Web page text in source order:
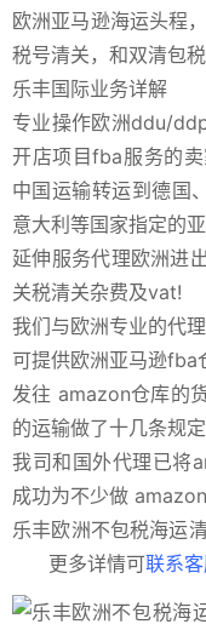
欧洲亚马逊海运头程
税号清关，和双清包
乐丰国际业务详解
专业操作欧洲ddu/
开店项目fba服务的
中国运输转运到德国
意大利等国家指定的
延伸服务代理欧洲进
关税清关杂费及vat!
我们与欧洲专业的代
可提供欧洲亚马逊fba
发往 amazon仓库的
的运输做了十几条规定
我司和国外代理已将
成功为不少做
乐丰欧洲不包税海运
更多详情可联系